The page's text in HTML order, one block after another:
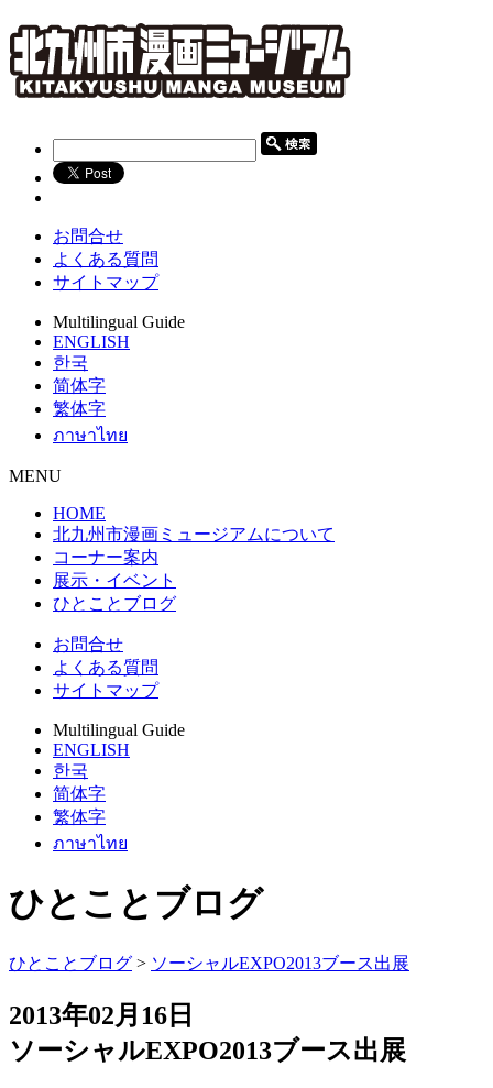
お問合せ
よくある質問
サイトマップ
Multilingual Guide
ENGLISH
한국
简体字
繁体字
ภาษาไทย
MENU
HOME
北九州市漫画ミュージアムについて
コーナー案内
展示・イベント
ひとことブログ
お問合せ
よくある質問
サイトマップ
Multilingual Guide
ENGLISH
한국
简体字
繁体字
ภาษาไทย
ひとことブログ
ひとことブログ > ソーシャルEXPO2013ブース出展
2013年02月16日
ソーシャルEXPO2013ブース出展